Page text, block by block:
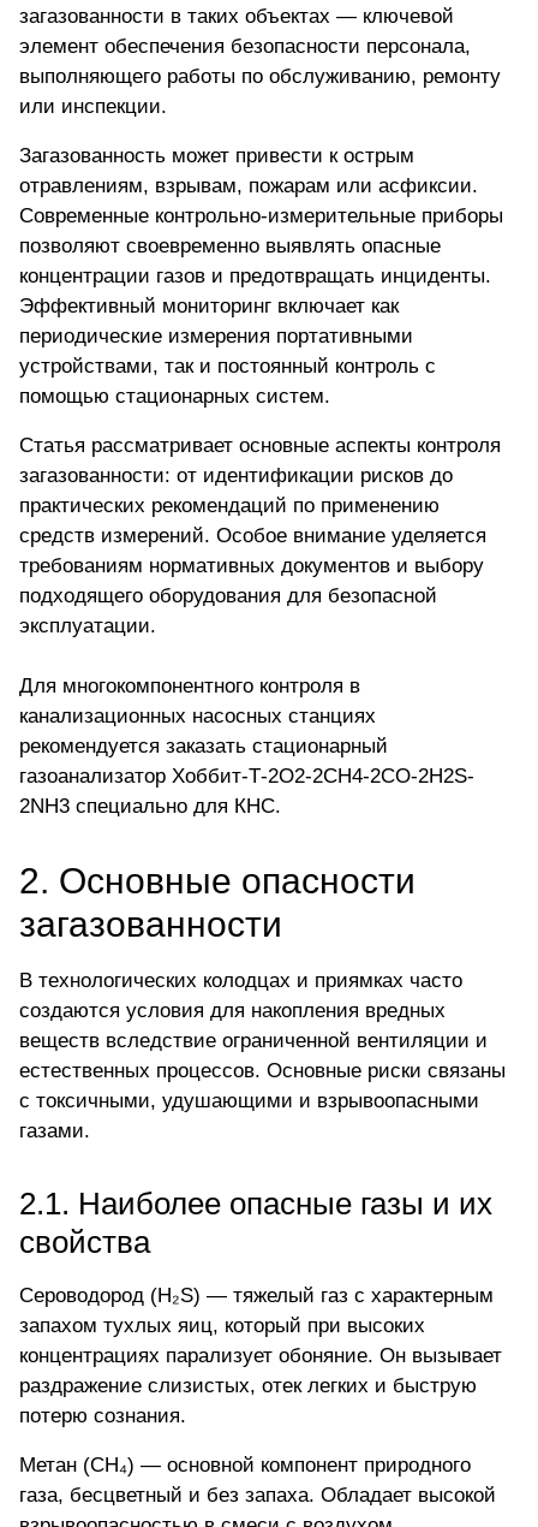
загазованности в таких объектах — ключевой
элемент обеспечения безопасности персонала,
выполняющего работы по обслуживанию, ремонту
или инспекции.
Загазованность может привести к острым
отравлениям, взрывам, пожарам или асфиксии.
Современные контрольно-измерительные приборы
позволяют своевременно выявлять опасные
концентрации газов и предотвращать инциденты.
Эффективный мониторинг включает как
периодические измерения портативными
устройствами, так и постоянный контроль с
помощью стационарных систем.
Статья рассматривает основные аспекты контроля
загазованности: от идентификации рисков до
практических рекомендаций по применению
средств измерений. Особое внимание уделяется
требованиям нормативных документов и выбору
подходящего оборудования для безопасной
эксплуатации.
Для многокомпонентного контроля в
канализационных насосных станциях
рекомендуется заказать стационарный
газоанализатор Хоббит-Т-2O2-2CH4-2CO-2H2S-
2NH3 специально для КНС.
2. Основные опасности
загазованности
В технологических колодцах и приямках часто
создаются условия для накопления вредных
веществ вследствие ограниченной вентиляции и
естественных процессов. Основные риски связаны
с токсичными, удушающими и взрывоопасными
газами.
2.1. Наиболее опасные газы и их
свойства
Сероводород (H₂S) — тяжелый газ с характерным
запахом тухлых яиц, который при высоких
концентрациях парализует обоняние. Он вызывает
раздражение слизистых, отек легких и быструю
потерю сознания.
Метан (CH₄) — основной компонент природного
газа, бесцветный и без запаха. Обладает высокой